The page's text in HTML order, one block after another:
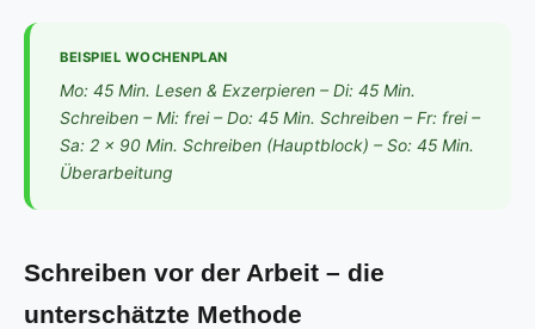
BEISPIEL WOCHENPLAN
Mo: 45 Min. Lesen & Exzerpieren – Di: 45 Min.
Schreiben – Mi: frei – Do: 45 Min. Schreiben – Fr: frei –
Sa: 2 × 90 Min. Schreiben (Hauptblock) – So: 45 Min.
Überarbeitung
Schreiben vor der Arbeit – die
unterschätzte Methode